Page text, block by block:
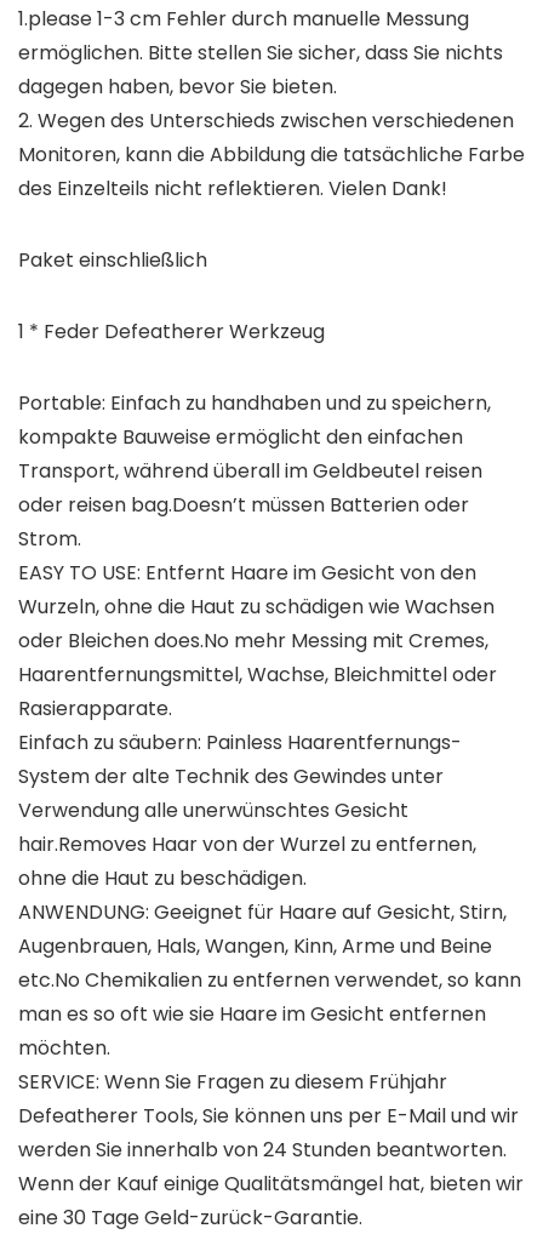
1.please 1-3 cm Fehler durch manuelle Messung
ermöglichen. Bitte stellen Sie sicher, dass Sie nichts
dagegen haben, bevor Sie bieten.
2. Wegen des Unterschieds zwischen verschiedenen
Monitoren, kann die Abbildung die tatsächliche Farbe
des Einzelteils nicht reflektieren. Vielen Dank!
Paket einschließlich
1 * Feder Defeatherer Werkzeug
Portable: Einfach zu handhaben und zu speichern,
kompakte Bauweise ermöglicht den einfachen
Transport, während überall im Geldbeutel reisen
oder reisen bag.Doesn’t müssen Batterien oder
Strom.
EASY TO USE: Entfernt Haare im Gesicht von den
Wurzeln, ohne die Haut zu schädigen wie Wachsen
oder Bleichen does.No mehr Messing mit Cremes,
Haarentfernungsmittel, Wachse, Bleichmittel oder
Rasierapparate.
Einfach zu säubern: Painless Haarentfernungs-
System der alte Technik des Gewindes unter
Verwendung alle unerwünschtes Gesicht
hair.Removes Haar von der Wurzel zu entfernen,
ohne die Haut zu beschädigen.
ANWENDUNG: Geeignet für Haare auf Gesicht, Stirn,
Augenbrauen, Hals, Wangen, Kinn, Arme und Beine
etc.No Chemikalien zu entfernen verwendet, so kann
man es so oft wie sie Haare im Gesicht entfernen
möchten.
SERVICE: Wenn Sie Fragen zu diesem Frühjahr
Defeatherer Tools, Sie können uns per E-Mail und wir
werden Sie innerhalb von 24 Stunden beantworten.
Wenn der Kauf einige Qualitätsmängel hat, bieten wir
eine 30 Tage Geld-zurück-Garantie.